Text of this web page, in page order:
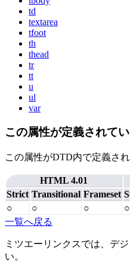
td
textarea
tfoot
th
thead
tr
tt
u
ul
var
この属性が定義されて
この属性がDTD内で定義さ
HTML 4.01
Strict Transitional Frameset
○
○ ○ ○
一覧へ戻る
ミツエーリンクスでは、デ
い。